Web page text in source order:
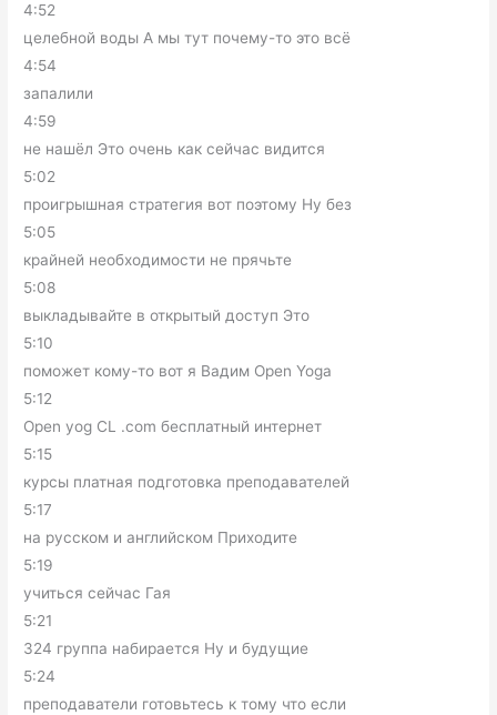
4:52
целебной воды А мы тут почему-то это всё
4:54
запалили
4:59
не нашёл Это очень как сейчас видится
5:02
проигрышная стратегия вот поэтому Ну без
5:05
крайней необходимости не прячьте
5:08
выкладывайте в открытый доступ Это
5:10
поможет кому-то вот я Вадим Open Yoga
5:12
Open yog CL .com бесплатный интернет
5:15
курсы платная подготовка преподавателей
5:17
на русском и английском Приходите
5:19
учиться сейчас Гая
5:21
324 группа набирается Ну и будущие
5:24
преподаватели готовьтесь к тому что если